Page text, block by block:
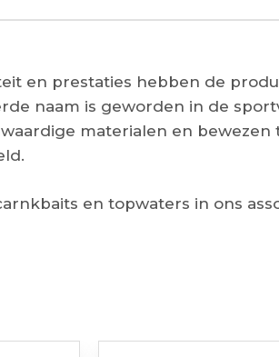
en prestaties hebben de
naam is geworden in de
materialen en bewezen
en topwaters in ons